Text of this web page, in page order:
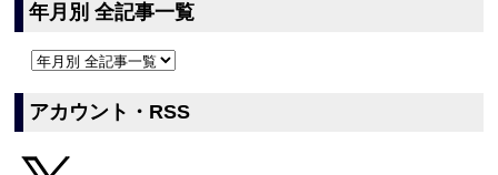
年月別 全記事一覧
アカウント・RSS